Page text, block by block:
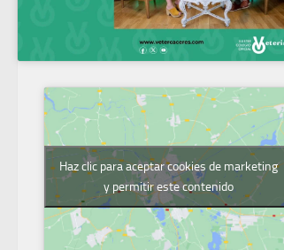
Haz clic para aceptar cookies de marketing
y permitir este contenido